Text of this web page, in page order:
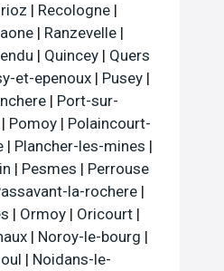
| Recologne |
| Ranzevelle |
| Quincey | Quers
et-epenoux | Pusey |
| Port-sur-
| Pomoy | Polaincourt-
| Plancher-les-mines |
| Pesmes | Perrouse
la-rochere |
| Ormoy | Oricourt |
| Noroy-le-bourg |
| Noidans-le-